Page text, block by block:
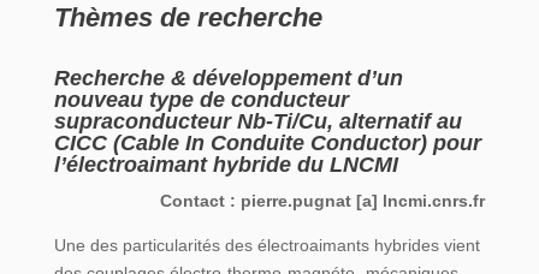
Thèmes de recherche
Recherche & développement d’un
nouveau type de conducteur
supraconducteur Nb-Ti/Cu, alternatif au
CICC (Cable In Conduite Conductor) pour
l’électroaimant hybride du LNCMI
Contact : pierre.pugnat [a] lncmi.cnrs.fr
Une des particularités des électroaimants hybrides vient